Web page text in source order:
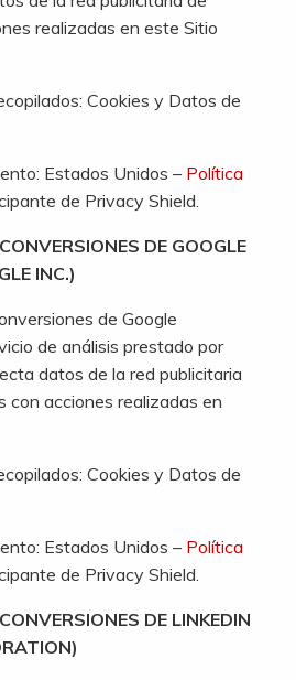
realizadas en este Sitio
Cookies y Datos de
Estados Unidos – Política
de Privacy Shield.
DE GOOGLE
INC.)
de Google
de análisis prestado por
datos de la red publicitaria
con acciones realizadas en
Cookies y Datos de
Estados Unidos – Política
de Privacy Shield.
DE LINKEDIN